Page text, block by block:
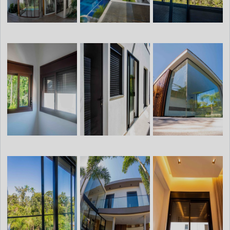
desenvolvem acessórios sob medida, de
acordo com as especificações do cliente e
necessidades de cada projeto. Assim, é
em dimensões personalizadas e únicas.Elas
trabalham dentro das normas técnicas
específicas de fabricação de acessórios em
alumínio (NBR 10821), oferecendo qualidade
e garantia em toda a linha de esquadrias.
Dessa forma, o cliente tem a certeza de um
bom investimento, tendo em mãos
materiais de excelência e com ótimo custo-
benefício.Faça sua cotação com a melhor